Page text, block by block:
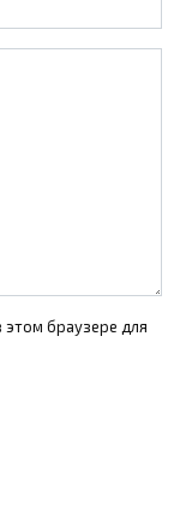
этом браузере для